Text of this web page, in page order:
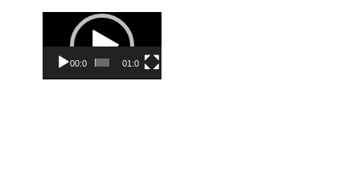
レ
00:00 01:00